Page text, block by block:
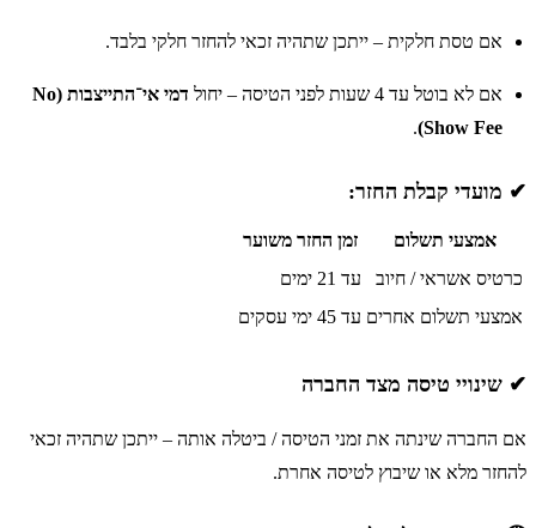
אם טסת חלקית – ייתכן שתהיה זכאי להחזר חלקי בלבד.
אם לא בוטל עד 4 שעות לפני הטיסה – יחול
דמי אי־התייצבות (No
Show Fee)
.
✔ מועדי קבלת החזר:
אמצעי תשלום
זמן החזר משוער
כרטיס אשראי / חיוב
עד 21 ימים
אמצעי תשלום אחרים עד 45 ימי עסקים
✔ שינויי טיסה מצד החברה
אם החברה שינתה את זמני הטיסה / ביטלה אותה – ייתכן שתהיה זכאי
להחזר מלא או שיבוץ לטיסה אחרת.